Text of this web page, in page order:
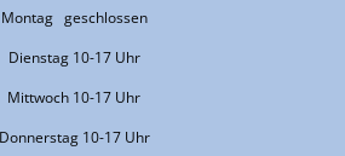
Montag geschlossen
Dienstag 10-17 Uhr
Mittwoch 10-17 Uhr
Donnerstag 10-17 Uhr